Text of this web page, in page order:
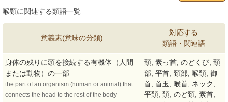
喉頸に関連する類語一覧
意義素(意味の分類)
対応する
類語・関連語
身体の残りに頭を接続する有機体（人間
または動物）の一部
the part of an organism (human or animal) that
connects the head to the rest of the body
頸, 素っ首, のどくび, 頸
部, 平首, 頚部, 喉頚, 御
首, 首玉, 喉首, ネック,
平頚, 頚, のど頚, 素首,